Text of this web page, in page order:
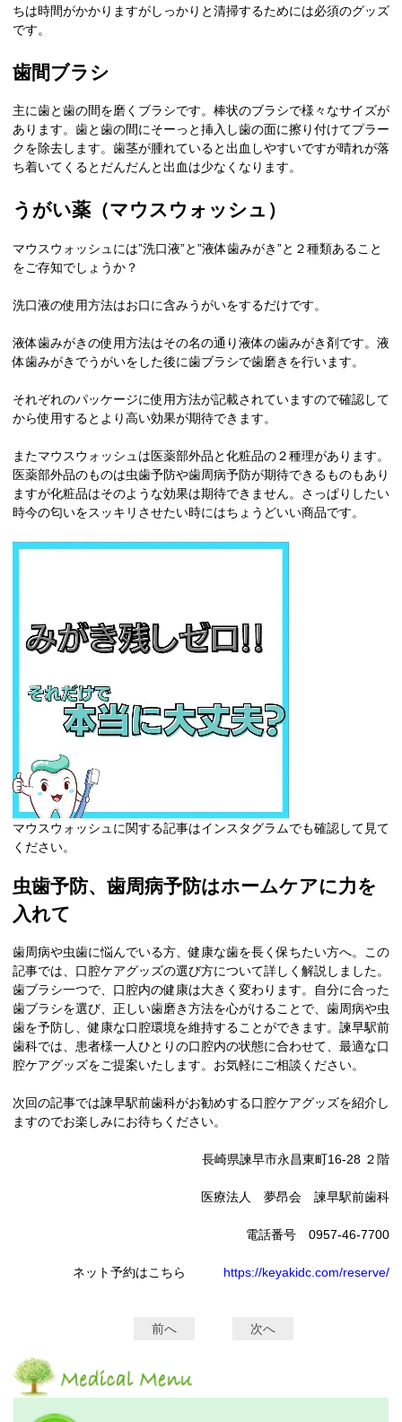
ちは時間がかかりますがしっかりと清掃するためには必須のグッズ
です。
歯間ブラシ
主に歯と歯の間を磨くブラシです。棒状のブラシで様々なサイズが
あります。歯と歯の間にそーっと挿入し歯の面に擦り付けてプラー
クを除去します。歯茎が腫れていると出血しやすいですが晴れが落
ち着いてくるとだんだんと出血は少なくなります。
うがい薬（マウスウォッシュ）
マウスウォッシュには”洗口液”と”液体歯みがき”と２種類あること
をご存知でしょうか？
洗口液の使用方法はお口に含みうがいをするだけです。
液体歯みがきの使用方法はその名の通り液体の歯みがき剤です。液
体歯みがきでうがいをした後に歯ブラシで歯磨きを行います。
それぞれのパッケージに使用方法が記載されていますので確認して
から使用するとより高い効果が期待できます。
またマウスウォッシュは医薬部外品と化粧品の２種理があります。
医薬部外品のものは虫歯予防や歯周病予防が期待できるものもあり
ますが化粧品はそのような効果は期待できません。さっぱりしたい
時今の匂いをスッキリさせたい時にはちょうどいい商品です。
マウスウォッシュに関する記事はインスタグラムでも確認して見て
ください。
虫歯予防、歯周病予防はホームケアに力を
入れて
歯周病や虫歯に悩んでいる方、健康な歯を長く保ちたい方へ。この
記事では、口腔ケアグッズの選び方について詳しく解説しました。
歯ブラシ一つで、口腔内の健康は大きく変わります。自分に合った
歯ブラシを選び、正しい歯磨き方法を心がけることで、歯周病や虫
歯を予防し、健康な口腔環境を維持することができます。諫早駅前
歯科では、患者様一人ひとりの口腔内の状態に合わせて、最適な口
腔ケアグッズをご提案いたします。お気軽にご相談ください。
次回の記事では諫早駅前歯科がお勧めする口腔ケアグッズを紹介し
ますのでお楽しみにお待ちください。
長崎県諫早市永昌東町16-28 ２階
医療法人 夢昂会 諫早駅前歯科
電話番号 0957-46-7700
ネット予約はこちら https://keyakidc.com/reserve/
前へ 次へ